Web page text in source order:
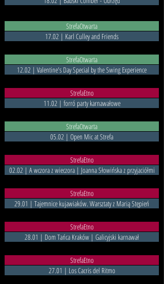
StrefaOtwarta
17.02 | Karl Culley and Friends
StrefaOtwarta
12.02 | Valentine's Day Special by the Swing Experience
StrefaEtno
11.02 | forró party karnawałowe
StrefaOtwarta
05.02 | Open Mic at Strefa
StrefaEtno
02.02 | A wczora z wieczora | Joanna Słowińska z przyjaciółmi
StrefaEtno
29.01 | Tajemnice kujawiaków. Warsztaty z Marią Stępień
StrefaEtno
28.01 | Dom Tańca Kraków | Galicyjski karnawał
StrefaEtno
27.01 | Los Cacris del Ritmo